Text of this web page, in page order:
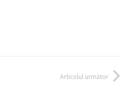
Articolul următor